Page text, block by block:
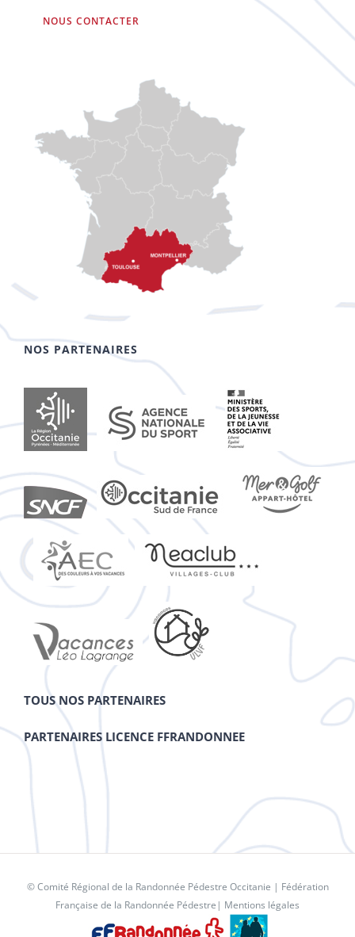
NOUS CONTACTER
NOS PARTENAIRES
TOUS NOS PARTENAIRES
PARTENAIRES LICENCE FFRANDONNEE
© Comité Régional de la Randonnée Pédestre Occitanie | Fédération
Française de la Randonnée Pédestre | Mentions légales